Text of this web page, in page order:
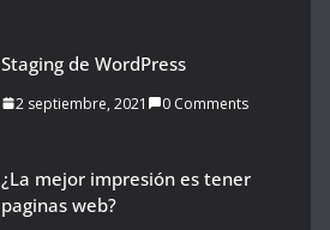
Staging de WordPress
2 septiembre, 2021 0 Comments
¿La mejor impresión es tener
paginas web?